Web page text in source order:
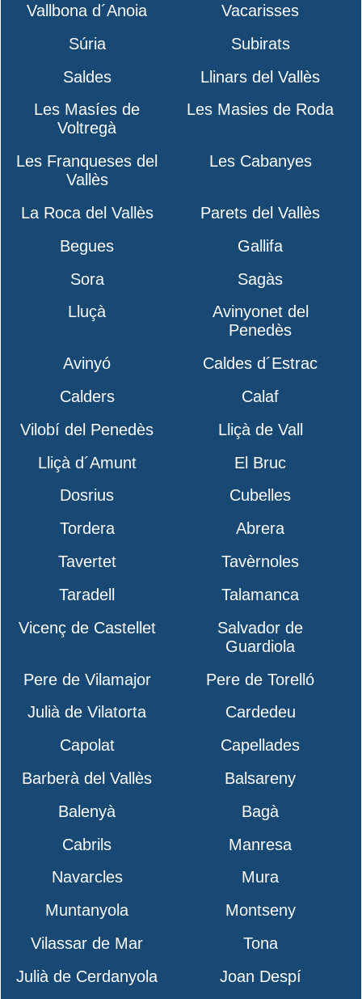
Vallbona d´Anoia
Vacarisses
Súria
Subirats
Saldes
Llinars del Vallès
Les Masíes de
Voltregà
Les Masies de Roda
Les Franqueses del
Vallès
Les Cabanyes
La Roca del Vallès
Parets del Vallès
Begues
Gallifa
Sora
Sagàs
Lluçà
Avinyonet del
Penedès
Avinyó
Caldes d´Estrac
Calders
Calaf
Vilobí del Penedès
Lliçà de Vall
Lliçà d´Amunt
El Bruc
Dosrius
Cubelles
Tordera
Abrera
Tavertet
Tavèrnoles
Taradell
Talamanca
Vicenç de Castellet
Salvador de
Guardiola
Pere de Vilamajor
Pere de Torelló
Julià de Vilatorta
Cardedeu
Capolat
Capellades
Barberà del Vallès
Balsareny
Balenyà
Bagà
Cabrils
Manresa
Navarcles
Mura
Muntanyola
Montseny
Vilassar de Mar
Tona
Julià de Cerdanyola
Joan Despí